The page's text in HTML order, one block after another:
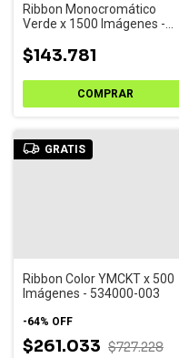
Ribbon Monocromático
Verde x 1500 Imágenes -
$143.781
GRATIS
Ribbon Color YMCKT x 500
Imágenes - 534000-003
-64% OFF
$261.033 $727.228